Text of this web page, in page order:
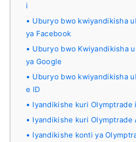
i
Uburyo bwo kwiyandikisha
ya Facebook
Uburyo bwo Kwiyandikisha
ya Google
Uburyo bwo kwiyandikisha
e ID
Iyandikishe kuri Olymptrade
Iyandikishe kuri Olymptrade
Iyandikishe konti ya